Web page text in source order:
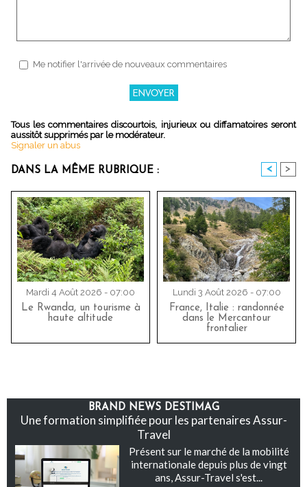
Me notifier l'arrivée de nouveaux commentaires
Tous les commentaires discourtois, injurieux ou diffamatoires seront
aussitôt supprimés par le modérateur.
Signaler un abus
DANS LA MÊME RUBRIQUE : < >
Mardi 4 Août 2026 - 07:00
Le Rwanda, un tourisme à
haute altitude
Lundi 3 Août 2026 - 07:00
France, Italie : randonnée
dans le Mercantour
frontalier
BRAND NEWS DESTIMAG
Une formation simplifiée pour les partenaires Assur-
Travel
Présent sur le marché de la mobilité
internationale depuis plus de vingt
ans, Assur-Travel s'est...